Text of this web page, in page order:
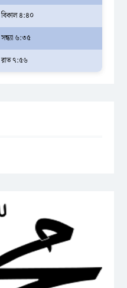
বিকাল ৪:৪০
সন্ধ্যা ৬:৩৫
রাত ৭:৫৬